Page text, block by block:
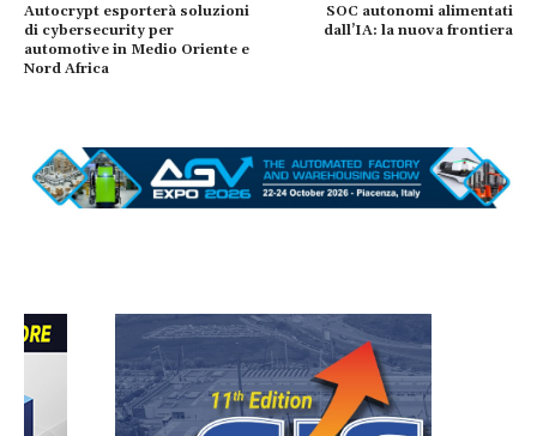
Autocrypt esporterà soluzioni
di cybersecurity per
automotive in Medio Oriente e
Nord Africa
SOC autonomi alimentati
dall’IA: la nuova frontiera